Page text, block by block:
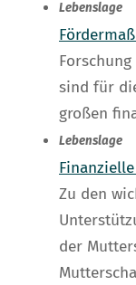
Lebenslage
sind für
großen
Lebenslage
Zu den
der